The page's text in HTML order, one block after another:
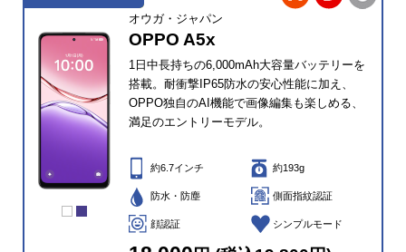
オウガ・ジャパン
OPPO A5x
1日中長持ちの6,000mAh大容量バッテリーを
搭載。耐衝撃IP65防水の安心性能に加え、
OPPO独自のAI機能で画像編集も楽しめる、
満足のエントリーモデル。
約6.7インチ 約193g
防水・防塵 側面指紋認証
顔認証 シンプルモード